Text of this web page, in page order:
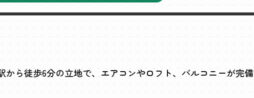
から徒歩6分の立地で、エアコンやロフト、バルコニーが完備